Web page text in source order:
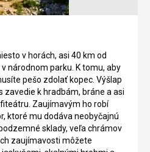
v horách, asi 40 km od
národnom parku. K tomu, aby
pešo zdolať kopec. Výšlap
zavedie k hradbám, bráne a asi
Zaujímavým ho robí
ktoré mu dodáva neobyčajnú
sklady, veľa chrámov
zaujímavosti môžete